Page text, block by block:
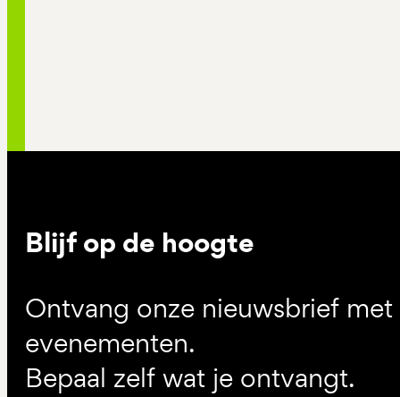
Blijf op de hoogte
Ontvang onze nieuwsbrief
evenementen.
Bepaal zelf wat je ontvangt.